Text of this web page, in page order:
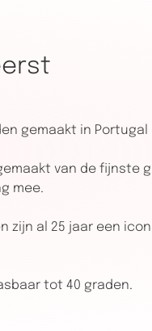
gemaakt in Portugal
van de fijnste
mee.
zijn al 25 jaar een
tot 40 graden.